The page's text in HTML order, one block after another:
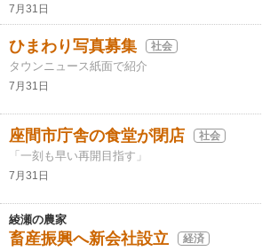
7月31日
ひまわり写真募集 社会
タウンニュース紙面で紹介
7月31日
座間市庁舎の食堂が閉店 社会
「一刻も早い再開目指す」
7月31日
綾瀬の農家
畜産振興へ新会社設立 経済